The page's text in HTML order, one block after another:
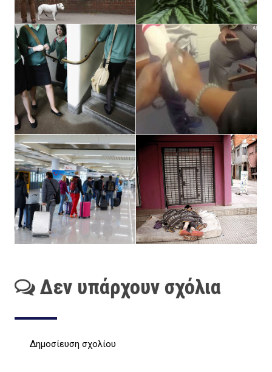
Δεν υπάρχουν σχόλια
Δημοσίευση σχολίου